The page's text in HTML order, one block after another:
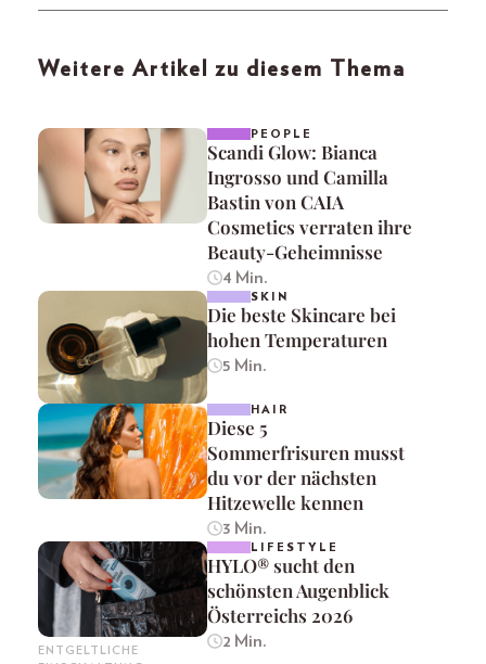
Weitere Artikel zu diesem Thema
PEOPLE
Scandi Glow: Bianca
Ingrosso und Camilla
Bastin von CAIA
Cosmetics verraten ihre
Beauty-Geheimnisse
4 Min.
SKIN
Die beste Skincare bei
hohen Temperaturen
5 Min.
HAIR
Diese 5
Sommerfrisuren musst
du vor der nächsten
Hitzewelle kennen
3 Min.
ENTGELTLICHE
LIFESTYLE
HYLO® sucht den
schönsten Augenblick
Österreichs 2026
2 Min.